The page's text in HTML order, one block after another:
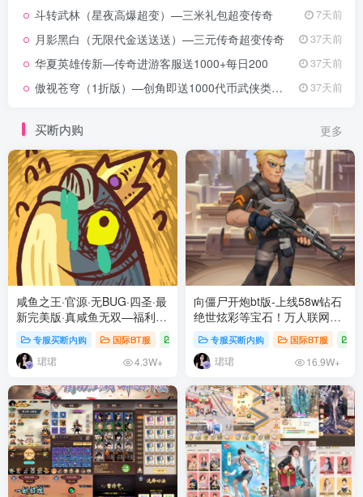
斗转武林（星夜高爆超变）—三米礼包超变传奇 7天前
月影黑白（无限代金送送送）—三元传奇超变传奇 37天前
华夏英雄传新—传奇进游客服送1000+每日200 37天前
傲视苍穹（1折版）—创角即送1000代币武侠类传奇类 37天前
买断内购 更多
咸鱼之王·官源·无BUG·四圣·最
新完美版·真咸鱼无双—福利直
接拉满！
专服买断内购 国际BT服 每日新游
珺珺 4.3W+
向僵尸开炮bt版-上线58w钻石
绝世炫彩等宝石！万人联网！
稳定2年！
专服买断内购 国际BT服
珺珺 16.9W+